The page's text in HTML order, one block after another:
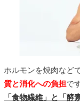
ホルモンを焼肉など
質と消化への負担で
「食物繊維」と「酵